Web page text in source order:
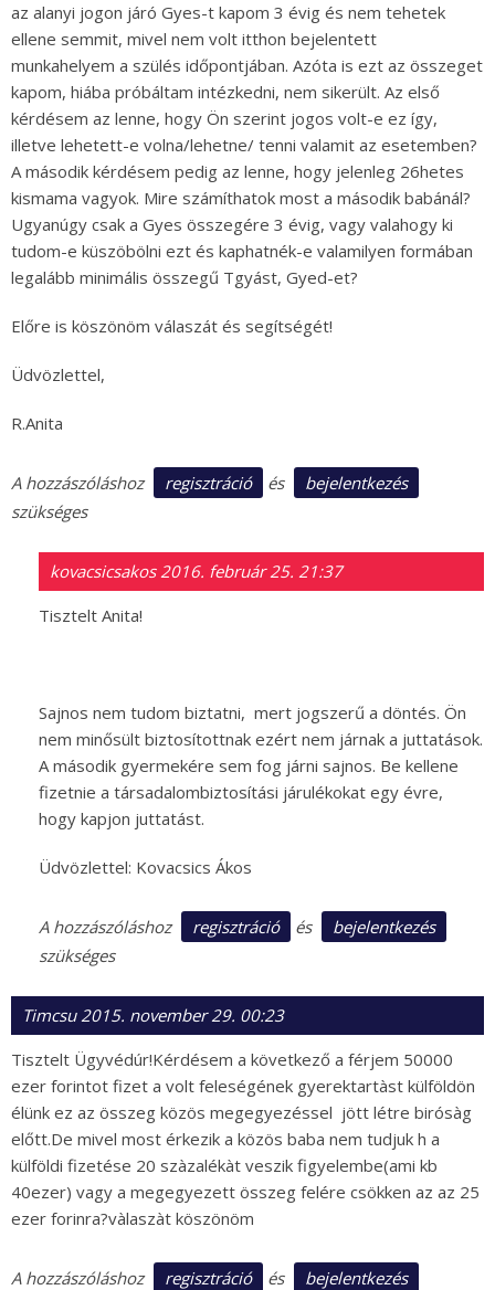
az alanyi jogon járó Gyes-t kapom 3 évig és nem tehetek
ellene semmit, mivel nem volt itthon bejelentett
munkahelyem a szülés időpontjában. Azóta is ezt az összeget
kapom, hiába próbáltam intézkedni, nem sikerült. Az első
kérdésem az lenne, hogy Ön szerint jogos volt-e ez így,
illetve lehetett-e volna/lehetne/ tenni valamit az esetemben?
A második kérdésem pedig az lenne, hogy jelenleg 26hetes
kismama vagyok. Mire számíthatok most a második babánál?
Ugyanúgy csak a Gyes összegére 3 évig, vagy valahogy ki
tudom-e küszöbölni ezt és kaphatnék-e valamilyen formában
legalább minimális összegű Tgyást, Gyed-et?
Előre is köszönöm válaszát és segítségét!
Üdvözlettel,
R.Anita
A hozzászóláshoz regisztráció és
bejelentkezés
szükséges
kovacsicsakos 2016. február 25. 21:37
Tisztelt Anita!
Sajnos nem tudom biztatni, mert jogszerű a döntés. Ön
nem minősült biztosítottnak ezért nem járnak a juttatások.
A második gyermekére sem fog járni sajnos. Be kellene
fizetnie a társadalombiztosítási járulékokat egy évre,
hogy kapjon juttatást.
Üdvözlettel: Kovacsics Ákos
A hozzászóláshoz regisztráció és
bejelentkezés
szükséges
Timcsu 2015. november 29. 00:23
Tisztelt Ügyvédúr!Kérdésem a következő a férjem 50000
ezer forintot fizet a volt feleségének gyerektartàst külföldön
élünk ez az összeg közös megegyezéssel jött létre birósàg
előtt.De mivel most érkezik a közös baba nem tudjuk h a
külföldi fizetése 20 szàzalékàt veszik figyelembe(ami kb
40ezer) vagy a megegyezett összeg felére csökken az az 25
ezer forinra?vàlaszàt köszönöm
A hozzászóláshoz regisztráció és bejelentkezés